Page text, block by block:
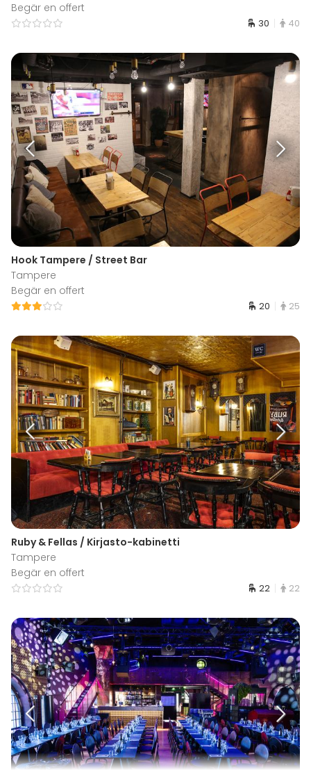
Begär en offert
30 40
Hook Tampere / Street Bar
Tampere
Begär en offert
20 25
Ruby & Fellas / Kirjasto-kabinetti
Tampere
Begär en offert
22 22